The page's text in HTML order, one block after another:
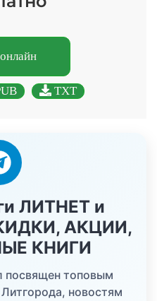
TXT
ЛИТНЕТ и
АКЦИИ,
КНИГИ
посвящен топовым
новостям